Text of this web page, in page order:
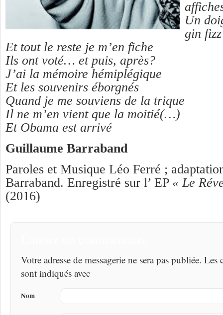
Un
gin
Et tout le reste je m’en fiche
Ils ont voté… et puis, après?
J’ai la mémoire hémiplégique
Et les souvenirs éborgnés
Quand je me souviens de la trique
Il ne m’en vient que la moitié(…)
Et Obama est arrivé
Guillaume Barraband
Paroles et Musique Léo Ferré ;
Barraband. Enregistré sur l’ EP « Le
(2016)
Votre adresse de messagerie ne sera pas publiée.
sont indiqués avec
Nom